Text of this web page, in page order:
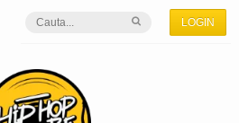
LOGIN